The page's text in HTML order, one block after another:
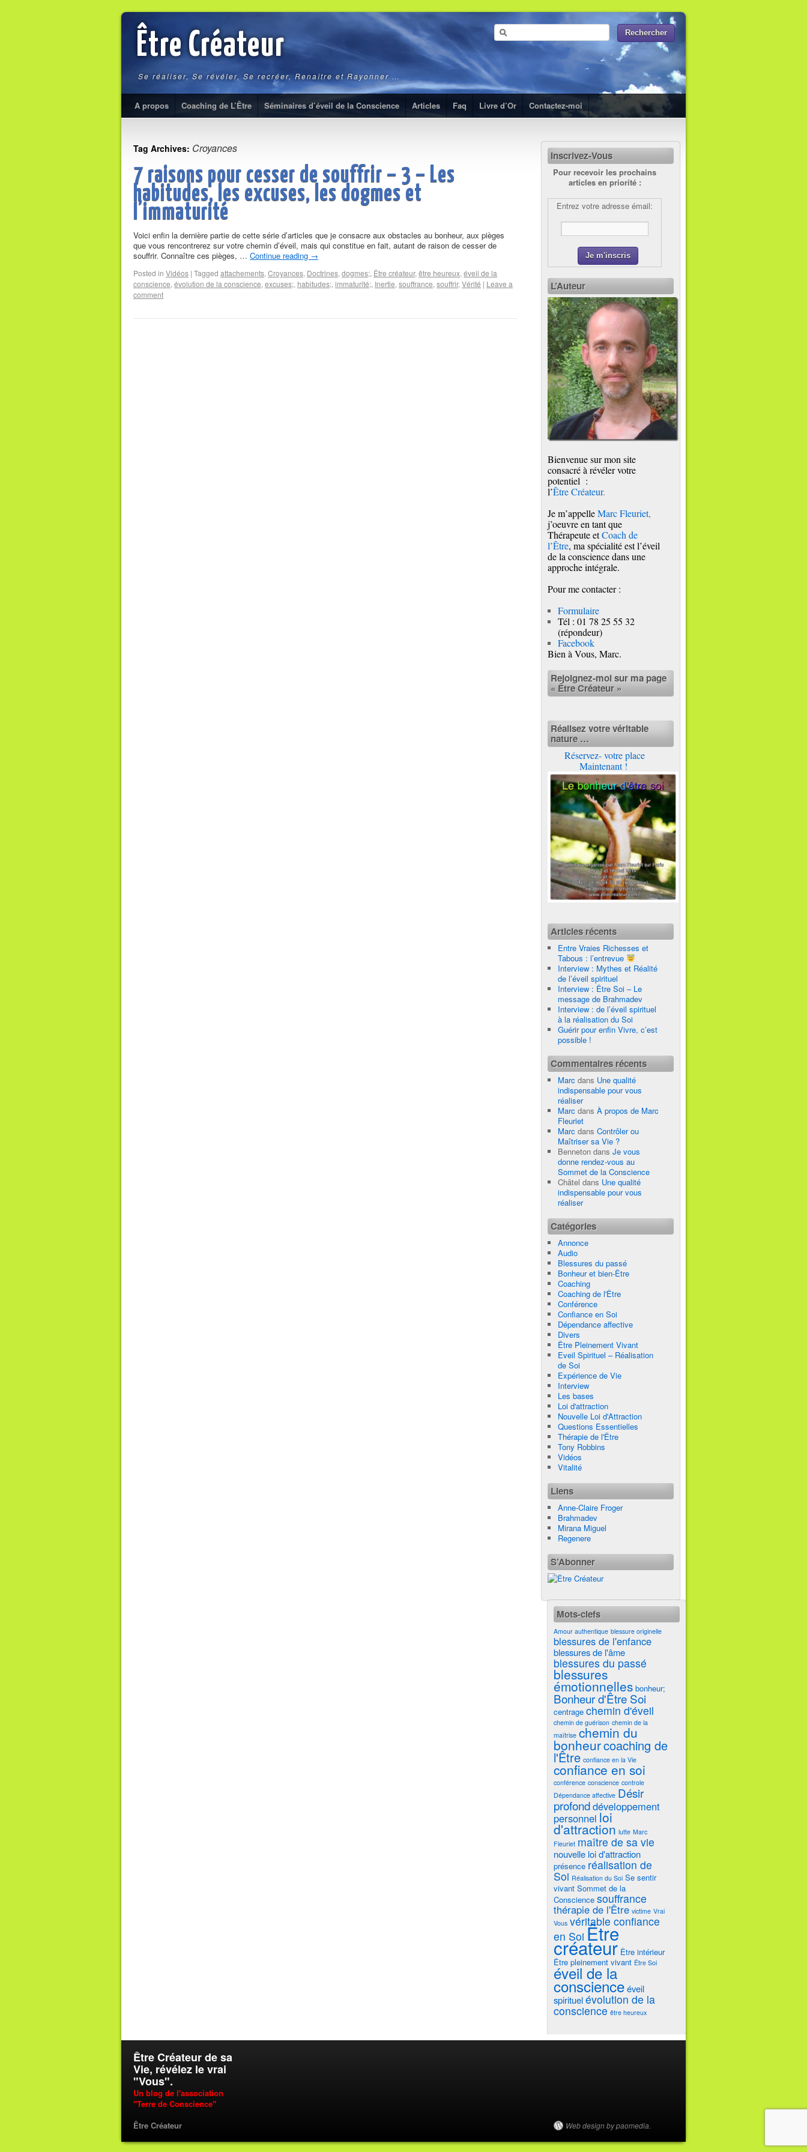
Être Créateur
Se réaliser, Se révéler, Se recréer, Renaître et Rayonner …
A propos Coaching de L’Être Séminaires d’éveil de la Conscience Articles Faq Livre d’Or Contactez-moi
Tag Archives: Croyances
7 raisons pour cesser de souffrir – 3 – Les
habitudes, les excuses, les dogmes et
l’immaturité
Voici enfin la dernière partie de cette série d’articles que je consacre aux obstacles au bonheur, aux pièges
que vous rencontrerez sur votre chemin d’éveil, mais qui constitue en fait, autant de raison de cesser de
souffrir. Connaître ces pièges, … Continue reading →
Posted in Vidéos | Tagged attachements, Croyances, Doctrines, dogmes;, Être créateur, être heureux, éveil de la
conscience, évolution de la conscience, excuses;, habitudes;, immaturité;, Inertie, souffrance, souffrir, Vérité | Leave a
comment
Inscrivez-Vous
Pour recevoir les prochains
articles en priorité :
Entrez votre adresse émail:
L’Auteur
Bienvenue sur mon site
consacré à révéler votre
potentiel :
l’Être Créateur.
Je m’appelleMarc Fleuriet,
j’oeuvre en tant que
Thérapeute etCoach de
l’Être, ma spécialité est l’éveil
de la conscience dans une
approche intégrale.
Pour me contacter :
Formulaire
Tél : 01 78 25 55 32
(répondeur)
Facebook
Bien à Vous, Marc.
Rejoignez-moi sur ma page
« Être Créateur »
Réalisez votre véritable
nature …
Réservez- votre place
Maintenant !
Articles récents
Entre Vraies Richesses et
Tabous : l’entrevue
Interview : Mythes et Réalité
de l’éveil spirituel
Interview : Être Soi – Le
message de Brahmadev
Interview : de l’éveil spirituel
à la réalisation du Soi
Guérir pour enfin Vivre, c’est
possible !
Commentaires récents
Marc dans Une qualité
indispensable pour vous
réaliser
Marc dans À propos de Marc
Fleuriet
Marc dans Contrôler ou
Maîtriser sa Vie ?
Bennetondans Je vous
donne rendez-vous au
Sommet de la Conscience
Châtel dans Une qualité
indispensable pour vous
réaliser
Catégories
Annonce
Audio
Blessures du passé
Bonheur et bien-Être
Coaching
Coaching de l'Être
Conférence
Confiance en Soi
Dépendance affective
Divers
Être Pleinement Vivant
Eveil Spirituel – Réalisation
de Soi
Expérience de Vie
Interview
Les bases
Loi d'attraction
Nouvelle Loi d'Attraction
Questions Essentielles
Thérapie de l'Être
Tony Robbins
Vidéos
Vitalité
Liens
Anne-Claire Froger
Brahmadev
Mirana Miguel
Regenere
S’Abonner
Mots-clefs
Amour authentique blessure originelle
blessures de l'enfance
blessures de l'âme
blessures du passé
blessures
émotionnelles bonheur;
Bonheur d'Être Soi
centrage chemin d'éveil
chemin de guérison chemin de la
maîtrise chemin du
bonheurcoaching de
l'Être confiance en la Vie
confiance en soi
conférence conscience controle
Dépendance affective Désir
profonddéveloppement
personnel loi
d'attraction lutte Marc
Fleuriet maître de sa vie
nouvelle loi d'attraction
présence réalisation de
Soi Réalisation du Soi Se sentir
vivant Sommet de la
Conscience souffrance
thérapie de l'Être victime Vrai
Vous véritable confiance
en Soi Être
créateur Être intérieur
Être pleinement vivant Être Soi
éveil de la
conscienceéveil
spirituelévolution de la
conscience être heureux
Être Créateur de sa
Vie, révélez le vrai
"Vous".
Un blog de l'association
"Terre de Conscience"
Être Créateur
Web design by paomedia.